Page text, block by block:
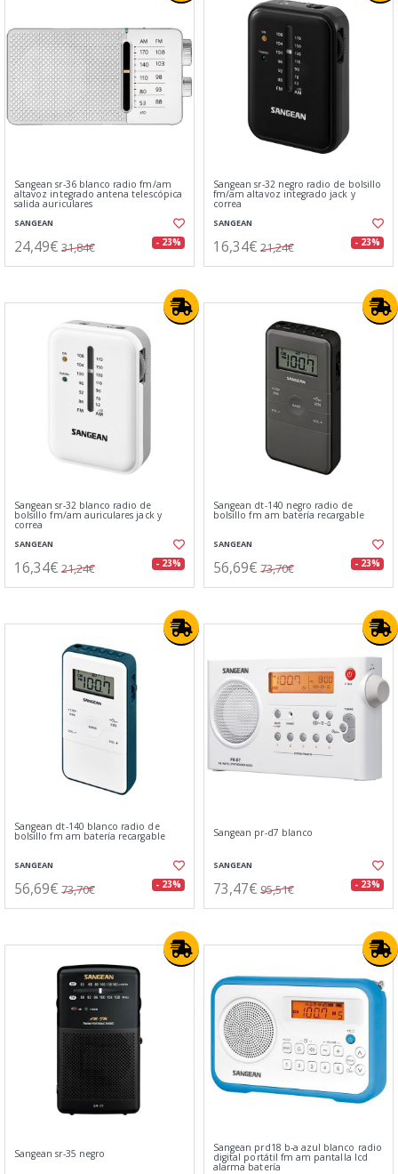
Sangean sr-36 blanco radio fm/am
altavoz integrado antena telescópica
salida auriculares
SANGEAN
24,49€ 31,84€ - 23%
Sangean sr-32 negro radio de bolsillo
fm/am altavoz integrado jack y
correa
SANGEAN
16,34€ 21,24€ - 23%
Sangean sr-32 blanco radio de
bolsillo fm/am auriculares jack y
correa
SANGEAN
16,34€ 21,24€ - 23%
Sangean dt-140 negro radio de
bolsillo fm am batería recargable
SANGEAN
56,69€ 73,70€ - 23%
Sangean dt-140 blanco radio de
bolsillo fm am batería recargable
SANGEAN
56,69€ 73,70€ - 23%
Sangean pr-d7 blanco
SANGEAN
73,47€ 95,51€ - 23%
Sangean sr-35 negro Sangean prd18 b-a azul blanco radio
digital portátil fm am pantalla lcd
alarma batería